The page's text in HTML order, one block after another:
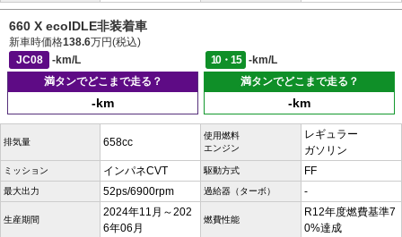
660 X ecoIDLE非装着車
新車時価格138.6万円(税込)
JC08
-km/L 10・15
-km/L
満タンでどこまで走る？
-km
満タンでどこまで走る？
-km
排気量 658cc
使用燃料
エンジン
レギュラー
ガソリン
ミッション インパネCVT 駆動方式 FF
最大出力 52ps/6900rpm 過給器（ターボ） -
生産期間
2024年11月～202
6年06月
燃費性能
R12年度燃費基準7
0%達成